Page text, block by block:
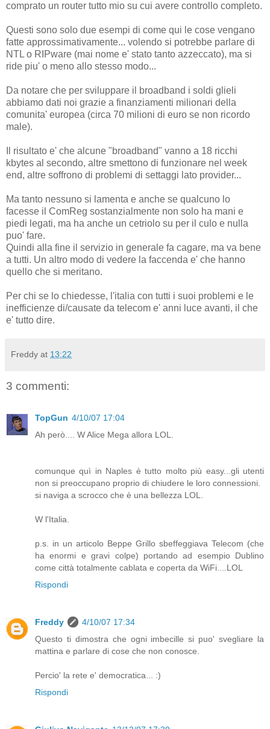
comprato un router tutto mio su cui avere controllo completo.
Questi sono solo due esempi di come qui le cose vengano
fatte approssimativamente... volendo si potrebbe parlare di
NTL o RIPware (mai nome e' stato tanto azzeccato), ma si
ride piu' o meno allo stesso modo...
Da notare che per sviluppare il broadband i soldi glieli
abbiamo dati noi grazie a finanziamenti milionari della
comunita' europea (circa 70 milioni di euro se non ricordo
male).
Il risultato e' che alcune "broadband" vanno a 18 ricchi
kbytes al secondo, altre smettono di funzionare nel week
end, altre soffrono di problemi di settaggi lato provider...
Ma tanto nessuno si lamenta e anche se qualcuno lo
facesse il ComReg sostanzialmente non solo ha mani e
piedi legati, ma ha anche un cetriolo su per il culo e nulla
puo' fare.
Quindi alla fine il servizio in generale fa cagare, ma va bene
a tutti. Un altro modo di vedere la faccenda e' che hanno
quello che si meritano.
Per chi se lo chiedesse, l'italia con tutti i suoi problemi e le
inefficienze di/causate da telecom e' anni luce avanti, il che
e' tutto dire.
Freddy at 13:22
3 commenti:
TopGun 4/10/07 17:04
Ah però.... W Alice Mega allora LOL.
comunque quì in Naples è tutto molto più easy...gli utenti
non si preoccupano proprio di chiudere le loro connessioni.
si naviga a scrocco che è una bellezza LOL.
W l'Italia.
p.s. in un articolo Beppe Grillo sbeffeggiava Telecom (che
ha enormi e gravi colpe) portando ad esempio Dublino
come città totalmente cablata e coperta da WiFi....LOL
Rispondi
Freddy
4/10/07 17:34
Questo ti dimostra che ogni imbecille si puo' svegliare la
mattina e parlare di cose che non conosce.
Percio' la rete e' democratica... :)
Rispondi